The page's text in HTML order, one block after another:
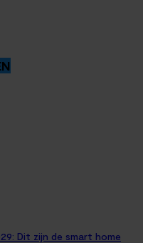
Dit zijn de smart home